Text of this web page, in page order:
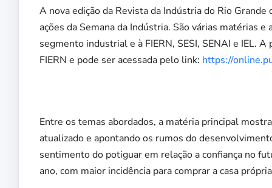
A nova edição da Revista da Indústria do Rio
ações da Semana da Indústria. São várias matérias
segmento industrial e à FIERN, SESI, SENAI e IEL.
FIERN e pode ser acessada pelo link: https://
Entre os temas abordados, a matéria principal
atualizado e apontando os rumos do
sentimento do potiguar em relação a confiança no
ano, com maior incidência para comprar a casa